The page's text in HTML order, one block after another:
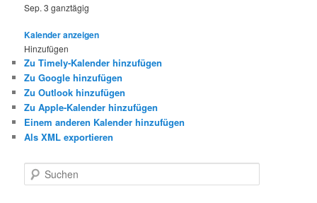
Sep. 3ganztägig
Kalender anzeigen
Hinzufügen
Zu Timely-Kalender hinzufügen
Zu Google hinzufügen
Zu Outlook hinzufügen
Zu Apple-Kalender hinzufügen
Einem anderen Kalender hinzufügen
Als XML exportieren
u